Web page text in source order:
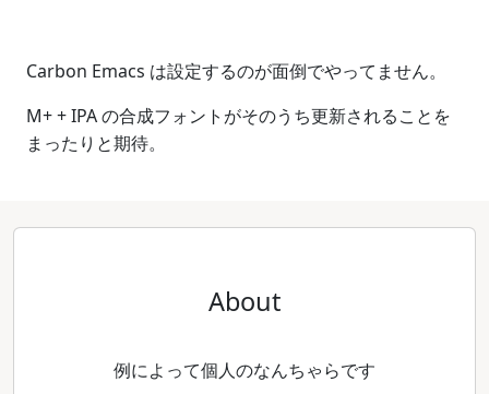
Carbon Emacs は設定するのが面倒でやってません。
M+ + IPA の合成フォントがそのうち更新されることを
まったりと期待。
About
例によって個人のなんちゃらです